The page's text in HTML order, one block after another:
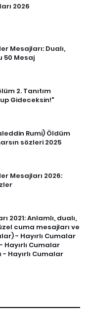
2026
Mesajları: Dualı,
50 Mesaj
2. Tanıtım
Gideceksin!"
Rumi) Öldüm
sözleri 2025
Mesajları 2026:
2021: Anlamlı, dualı,
cuma mesajları ve
- Hayırlı Cumalar
Hayırlı Cumalar
Hayırlı Cumalar